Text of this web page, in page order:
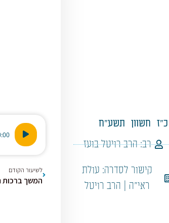
כ"ז חשוון
תשע"ח
רב: הרב רויטל בועז
קישור לסדרה: עולת
ראי"ה | הרב רויטל
נגן
אודיו
לשיעור הקודם
המשך ברכות